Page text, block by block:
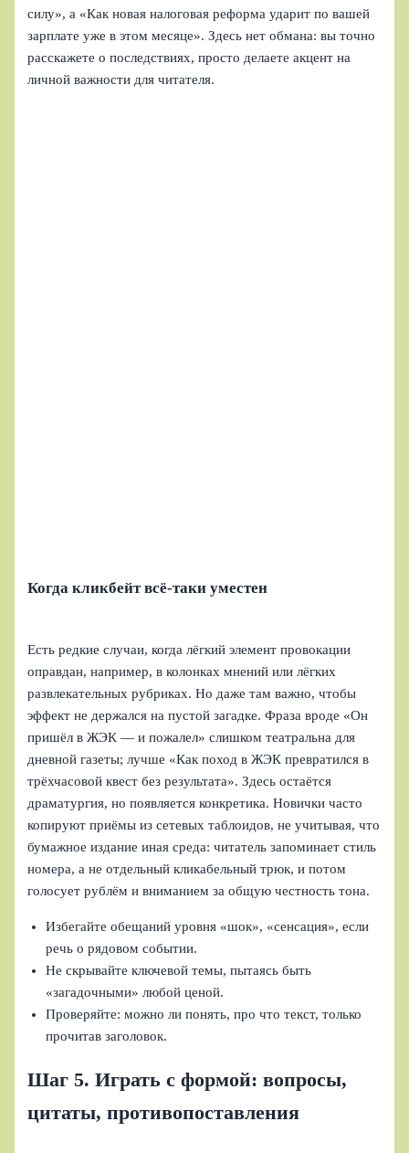
силу», а «Как новая налоговая реформа ударит по вашей
зарплате уже в этом месяце». Здесь нет обмана: вы точно
расскажете о последствиях, просто делаете акцент на
личной важности для читателя.
Когда кликбейт всё-таки уместен
Есть редкие случаи, когда лёгкий элемент провокации
оправдан, например, в колонках мнений или лёгких
развлекательных рубриках. Но даже там важно, чтобы
эффект не держался на пустой загадке. Фраза вроде «Он
пришёл в ЖЭК — и пожалел» слишком театральна для
дневной газеты; лучше «Как поход в ЖЭК превратился в
трёхчасовой квест без результата». Здесь остаётся
драматургия, но появляется конкретика. Новички часто
копируют приёмы из сетевых таблоидов, не учитывая, что
бумажное издание иная среда: читатель запоминает стиль
номера, а не отдельный кликабельный трюк, и потом
голосует рублём и вниманием за общую честность тона.
Избегайте обещаний уровня «шок», «сенсация», если
речь о рядовом событии.
Не скрывайте ключевой темы, пытаясь быть
«загадочными» любой ценой.
Проверяйте: можно ли понять, про что текст, только
прочитав заголовок.
Шаг 5. Играть с формой: вопросы,
цитаты, противопоставления